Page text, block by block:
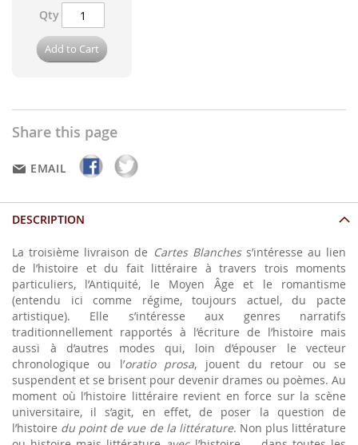
Qty
Add to Cart
Share this page
EMAIL
DESCRIPTION
La troisième livraison de Cartes Blanchess’intéresse au lien
de l’histoire et du fait littéraire à travers trois moments
particuliers, l’Antiquité, le Moyen Âge et le romantisme
(entendu ici comme régime, toujours actuel, du pacte
artistique). Elle s’intéresse aux genres narratifs
traditionnellement rapportés à l’écriture de l’histoire mais
aussi à d’autres modes qui, loin d’épouser le vecteur
chronologique ou l’oratio prosa, jouent du retour ou se
suspendent et se brisent pour devenir drames ou poèmes. Au
moment où l’histoire littéraire revient en force sur la scène
universitaire, il s’agit, en effet, de poser la question de
l’histoire du point de vue de la littérature. Non plus littérature